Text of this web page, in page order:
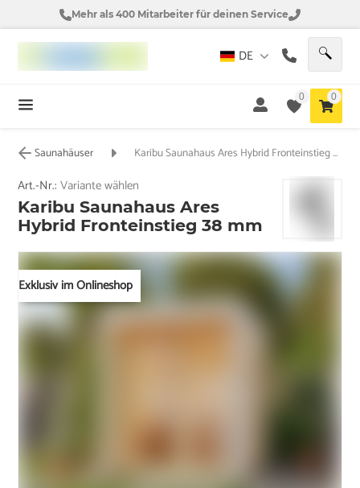
Mehr als 400 Mitarbeiter für deinen Service
DE
0 0
Saunahäuser Karibu Saunahaus Ares Hybrid Fronteinstieg 38 mm
Exklusiv im Onlineshop
Art.-Nr.:Variante wählen
Karibu Saunahaus Ares
Hybrid Fronteinstieg 38 mm